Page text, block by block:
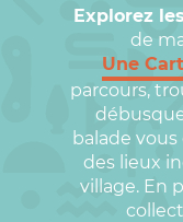
Explorez
de
Une
parcours,
balade
des lieux
village. En